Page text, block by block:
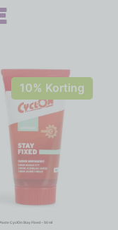
10% Korting
CyclOn Stay Fixed – 50 ml